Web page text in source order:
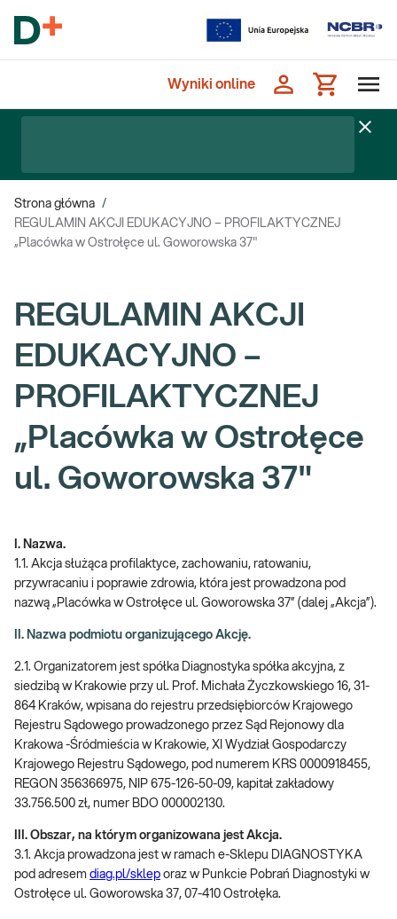
Wyniki online
Strona główna /
REGULAMIN AKCJI EDUKACYJNO – PROFILAKTYCZNEJ
„Placówka w Ostrołęce ul. Goworowska 37"
REGULAMIN AKCJI
EDUKACYJNO –
PROFILAKTYCZNEJ
„Placówka w Ostrołęce
ul. Goworowska 37"
I. Nazwa.
1.1. Akcja służąca profilaktyce, zachowaniu, ratowaniu,
przywracaniu i poprawie zdrowia, która jest prowadzona pod
nazwą „Placówka w Ostrołęce ul. Goworowska 37” (dalej „Akcja”).
II. Nazwa podmiotu organizującego Akcję.
2.1. Organizatorem jest spółka Diagnostyka spółka akcyjna, z
siedzibą w Krakowie przy ul. Prof. Michała Życzkowskiego 16, 31-
864 Kraków, wpisana do rejestru przedsiębiorców Krajowego
Rejestru Sądowego prowadzonego przez Sąd Rejonowy dla
Krakowa -Śródmieścia w Krakowie, XI Wydział Gospodarczy
Krajowego Rejestru Sądowego, pod numerem KRS 0000918455,
REGON 356366975, NIP 675-126-50-09, kapitał zakładowy
33.756.500 zł, numer BDO 000002130.
III. Obszar, na którym organizowana jest Akcja.
3.1. Akcja prowadzona jest w ramach e-Sklepu DIAGNOSTYKA
pod adresem diag.pl/sklep oraz w Punkcie Pobrań Diagnostyki w
Ostrołęce ul. Goworowska 37, 07-410 Ostrołęka.